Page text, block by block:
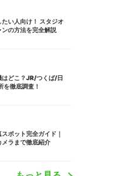
い人向け！ スタジオ
の方法を完全解説
はどこ？JR/つくば/日
を徹底調査！
ポット完全ガイド｜
ラまで徹底紹介